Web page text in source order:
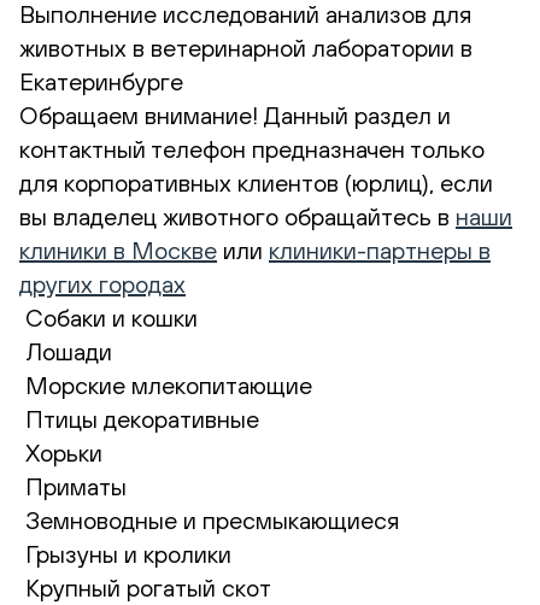
Выполнение исследований анализов для
животных в ветеринарной лаборатории в
Екатеринбурге
Обращаем внимание! Данный раздел и
контактный телефон предназначен только
для корпоративных клиентов (юрлиц), если
вы владелец животного обращайтесь в наши
клиники в Москве или клиники-партнеры в
других городах
Собаки и кошки
Лошади
Морские млекопитающие
Птицы декоративные
Хорьки
Приматы
Земноводные и пресмыкающиеся
Грызуны и кролики
Крупный рогатый скот